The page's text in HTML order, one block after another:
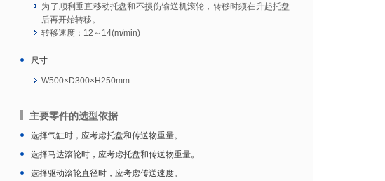
为了顺利垂直移动托盘和不损伤输送机滚轮，转移时须在升起托盘
后再开始转移。
转移速度：12～14(m/min)
尺寸
W500×D300×H250mm
主要零件的选型依据
选择气缸时，应考虑托盘和传送物重量。
选择马达滚轮时，应考虑托盘和传送物重量。
选择驱动滚轮直径时，应考虑传送速度。